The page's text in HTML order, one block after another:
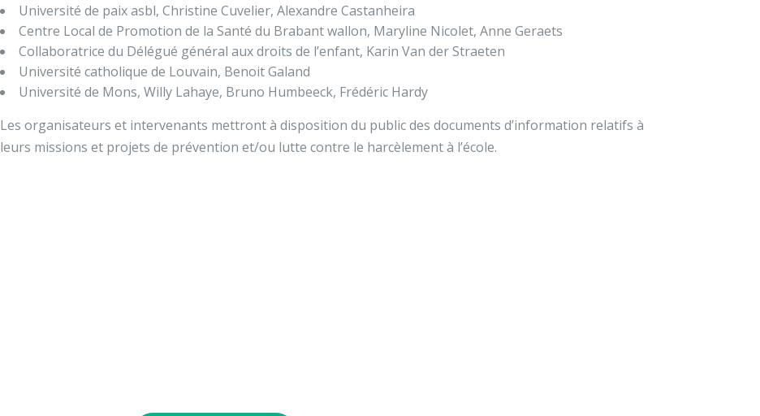
Université de paix asbl, Christine Cuvelier, Alexandre Castanheira
Centre Local de Promotion de la Santé du Brabant wallon, Maryline Nicolet, Anne Geraets
Collaboratrice du Délégué général aux droits de l’enfant, Karin Van der Straeten
Université catholique de Louvain, Benoit Galand
Université de Mons, Willy Lahaye, Bruno Humbeeck, Frédéric Hardy
Les organisateurs et intervenants mettront à disposition du public des documents d’information relatifs à
leurs missions et projets de prévention et/ou lutte contre le harcèlement à l’école.